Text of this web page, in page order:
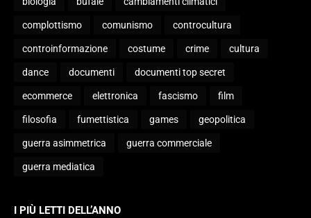
complottismo comunismo controcultura
controinformazione costume crime cultura
dance documenti documenti top secret
ecommerce elettronica fascismo film
filosofia fumettistica games geopolitica
guerra asimmetrica guerra commerciale
guerra mediatica
I PIÙ LETTI DELL’ANNO